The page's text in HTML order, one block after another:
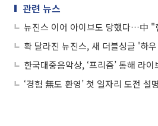
관련 뉴스
확 달라진 뉴진스, 새 더블싱글 '하
‘경험 無도 환영’ 첫 일자리 도전 설